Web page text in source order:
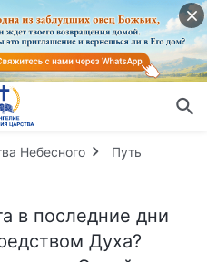
Небесного
Путь
в последние дни
Духа?